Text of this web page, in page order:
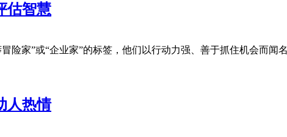
估智慧
家”或“企业家”的标签，他们以行动力强、善于抓住机会而闻
人热情